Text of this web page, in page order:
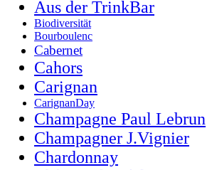
Aus der TrinkBar
Biodiversität
Bourboulenc
Cabernet
Cahors
Carignan
CarignanDay
Champagne Paul Lebrun
Champagner J.Vignier
Chardonnay